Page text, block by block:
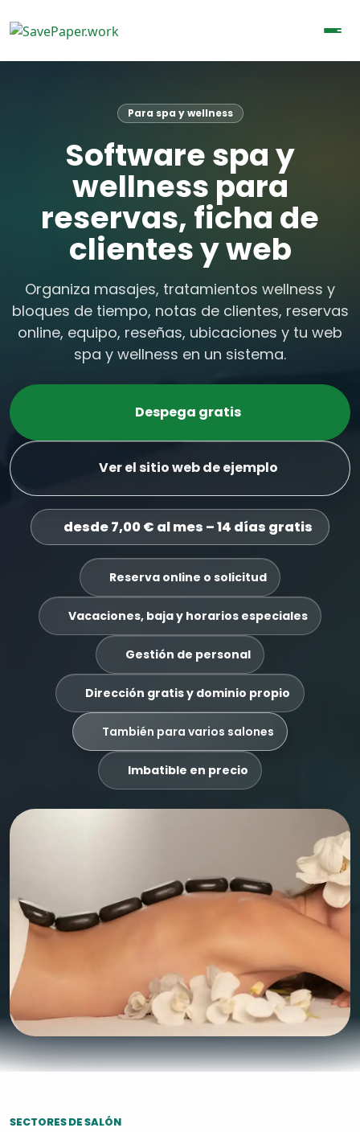
Para spa y wellness
Software spa y
wellness para
reservas, ficha de
clientes y web
Organiza masajes, tratamientos wellness y
bloques de tiempo, notas de clientes, reservas
online, equipo, reseñas, ubicaciones y tu web
spa y wellness en un sistema.
Despega gratis
Ver el sitio web de ejemplo
desde 7,00 € al mes – 14 días gratis
Reserva online o solicitud
Vacaciones, baja y horarios especiales
Gestión de personal
Dirección gratis y dominio propio
También para varios salones
Imbatible en precio
SECTORES DE SALÓN